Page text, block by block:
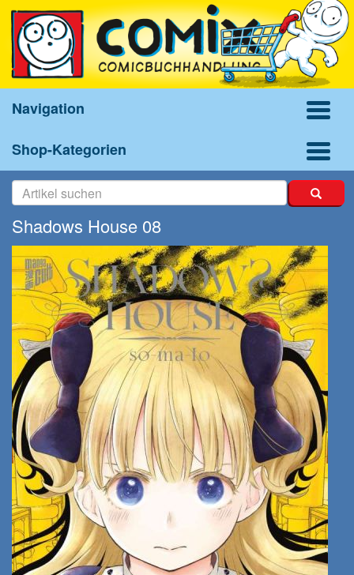
Navigation
Shop-Kategorien
Shadows House 08